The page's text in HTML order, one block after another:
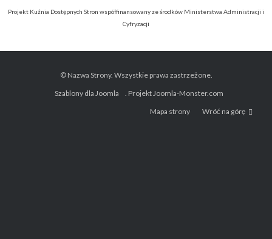
Projekt Kuźnia Dostępnych Stron współfinansowany ze środków Ministerstwa Administracji i
Cyfryzacji
© Nazwa Strony. Wszystkie prawa zastrzeżone.
Szablony dla Joomla
. Projekt Joomla-Monster.com
Mapa strony
Wróć na górę